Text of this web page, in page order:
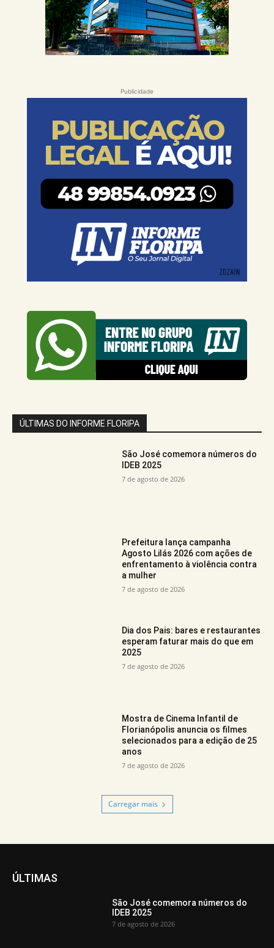
Publicidade
ÚLTIMAS DO INFORME FLORIPA
São José comemora números do
IDEB 2025
7 de agosto de 2026
Prefeitura lança campanha
Agosto Lilás 2026 com ações de
enfrentamento à violência contra
a mulher
7 de agosto de 2026
Dia dos Pais: bares e restaurantes
esperam faturar mais do que em
2025
7 de agosto de 2026
Mostra de Cinema Infantil de
Florianópolis anuncia os filmes
selecionados para a edição de 25
anos
7 de agosto de 2026
Carregar mais
ÚLTIMAS
São José comemora números do
IDEB 2025
7 de agosto de 2026